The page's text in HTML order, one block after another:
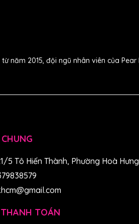
năm 2015, đội ngũ nhân viên của
5 Tô Hiến Thành, Phường Hoà
TOÁN